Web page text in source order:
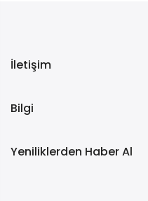
İletişim
Bilgi
Yeniliklerden Haber Al